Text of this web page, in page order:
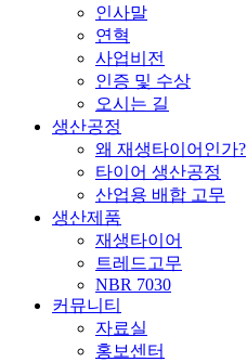
인사말
연혁
사업비전
인증 및 수상
오시는 길
생산공정
왜 재생타이어인가?
타이어 생산공정
산업용 배합 고무
생산제품
재생타이어
트레드고무
NBR 7030
커뮤니티
자료실
홍보센터